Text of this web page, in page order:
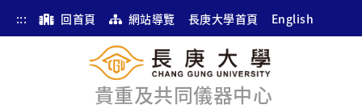
::: 回首頁 網站導覽 長庚大學首頁 English
貴重及共同儀器中心